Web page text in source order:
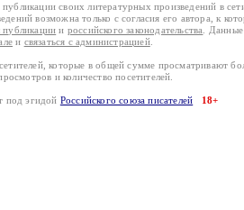
своих литературных произведений в
возможна только с согласия его автора, к
публикации и российского законодательства .
и связаться с администрацией.
которые в общей сумме просматривают
и количество посетителей.
под эгидой Российского союза писателей 18+